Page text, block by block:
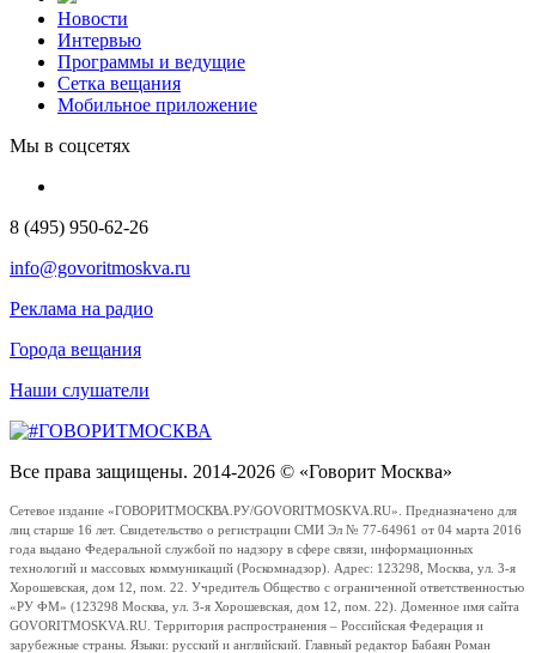
Новости
Интервью
Программы и ведущие
Сетка вещания
Мобильное приложение
Мы в соцсетях
8 (495) 950-62-26
info@govoritmoskva.ru
Реклама на радио
Города вещания
Наши слушатели
Все права защищены. 2014-2026 © «Говорит Москва»
Сетевое издание «ГОВОРИТМОСКВА.РУ/GOVORITMOSKVA.RU». Предназначено для
лиц старше 16 лет. Свидетельство о регистрации СМИ Эл № 77-64961 от 04 марта 2016
года выдано Федеральной службой по надзору в сфере связи, информационных
технологий и массовых коммуникаций (Роскомнадзор). Адрес: 123298, Москва, ул. 3-я
Хорошевская, дом 12, пом. 22. Учредитель Общество с ограниченной ответственностью
«РУ ФМ» (123298 Москва, ул. 3-я Хорошевская, дом 12, пом. 22). Доменное имя сайта
GOVORITMOSKVA.RU. Территория распространения – Российская Федерация и
зарубежные страны. Языки: русский и английский. Главный редактор Бабаян Роман